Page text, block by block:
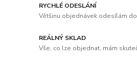
RYCHLÉ ODESLÁNÍ
Většinu objednávek odesílám
REÁLNÝ SKLAD
Vše, co lze objednat, mám